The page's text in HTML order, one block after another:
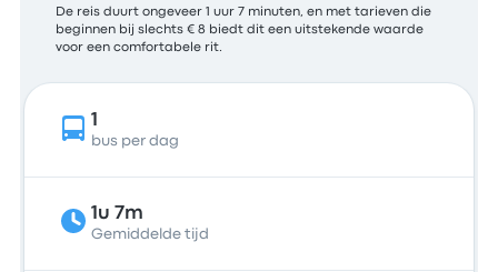
De reis duurt ongeveer 1 uur 7 minuten, en met tarieven die
beginnen bij slechts € 8 biedt dit een uitstekende waarde
voor een comfortabele rit.
1
bus per dag
1u 7m
Gemiddelde tijd